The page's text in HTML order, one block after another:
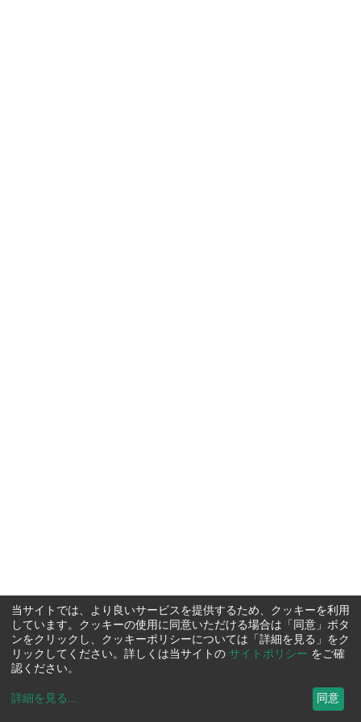
当サイトでは、より良いサービスを提供するため、クッキーを利用
しています。クッキーの使用に同意いただける場合は「同意」ボタ
ンをクリックし、クッキーポリシーについては「詳細を見る」をク
リックしてください。詳しくは当サイトの サイトポリシー をご確
認ください。
詳細を見る ... 同意